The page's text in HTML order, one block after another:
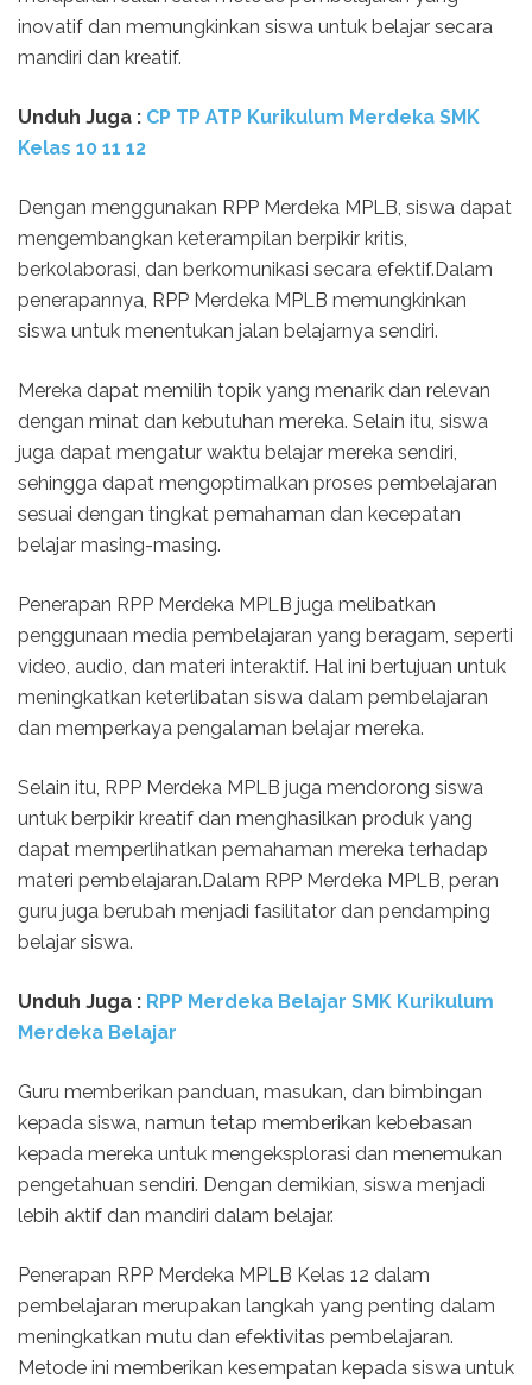
inovatif dan memungkinkan siswa untuk belajar secara
mandiri dan kreatif.
Unduh Juga : CP TP ATP Kurikulum Merdeka SMK
Kelas 10 11 12
Dengan menggunakan RPP Merdeka MPLB, siswa dapat
mengembangkan keterampilan berpikir kritis,
berkolaborasi, dan berkomunikasi secara efektif.Dalam
penerapannya, RPP Merdeka MPLB memungkinkan
siswa untuk menentukan jalan belajarnya sendiri.
Mereka dapat memilih topik yang menarik dan relevan
dengan minat dan kebutuhan mereka. Selain itu, siswa
juga dapat mengatur waktu belajar mereka sendiri,
sehingga dapat mengoptimalkan proses pembelajaran
sesuai dengan tingkat pemahaman dan kecepatan
belajar masing-masing.
Penerapan RPP Merdeka MPLB juga melibatkan
penggunaan media pembelajaran yang beragam, seperti
video, audio, dan materi interaktif. Hal ini bertujuan untuk
meningkatkan keterlibatan siswa dalam pembelajaran
dan memperkaya pengalaman belajar mereka.
Selain itu, RPP Merdeka MPLB juga mendorong siswa
untuk berpikir kreatif dan menghasilkan produk yang
dapat memperlihatkan pemahaman mereka terhadap
materi pembelajaran.Dalam RPP Merdeka MPLB, peran
guru juga berubah menjadi fasilitator dan pendamping
belajar siswa.
Unduh Juga : RPP Merdeka Belajar SMK Kurikulum
Merdeka Belajar
Guru memberikan panduan, masukan, dan bimbingan
kepada siswa, namun tetap memberikan kebebasan
kepada mereka untuk mengeksplorasi dan menemukan
pengetahuan sendiri. Dengan demikian, siswa menjadi
lebih aktif dan mandiri dalam belajar.
Penerapan RPP Merdeka MPLB Kelas 12 dalam
pembelajaran merupakan langkah yang penting dalam
meningkatkan mutu dan efektivitas pembelajaran.
Metode ini memberikan kesempatan kepada siswa untuk